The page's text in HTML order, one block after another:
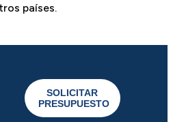
países.
SOLICITAR
PRESUPUESTO